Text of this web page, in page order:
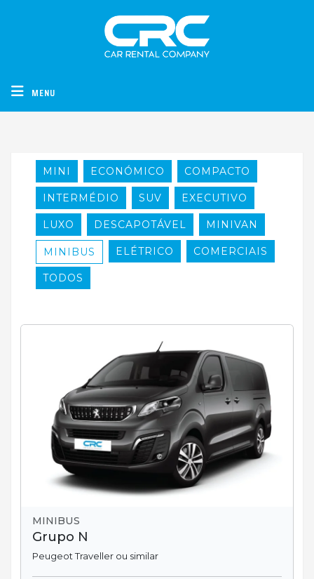
CRC - Car Rental Company
MENU
MINI ECONÓMICO COMPACTO
INTERMÉDIO SUV EXECUTIVO
LUXO DESCAPOTÁVEL MINIVAN
MINIBUS ELÉTRICO COMERCIAIS
TODOS
MINIBUS
Grupo N
Peugeot Traveller ou similar